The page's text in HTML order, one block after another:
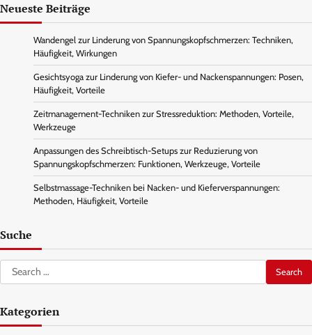
Neueste Beiträge
Wandengel zur Linderung von Spannungskopfschmerzen: Techniken,
Häufigkeit, Wirkungen
Gesichtsyoga zur Linderung von Kiefer- und Nackenspannungen: Posen,
Häufigkeit, Vorteile
Zeitmanagement-Techniken zur Stressreduktion: Methoden, Vorteile,
Werkzeuge
Anpassungen des Schreibtisch-Setups zur Reduzierung von
Spannungskopfschmerzen: Funktionen, Werkzeuge, Vorteile
Selbstmassage-Techniken bei Nacken- und Kieferverspannungen:
Methoden, Häufigkeit, Vorteile
Suche
Search
for:
Kategorien